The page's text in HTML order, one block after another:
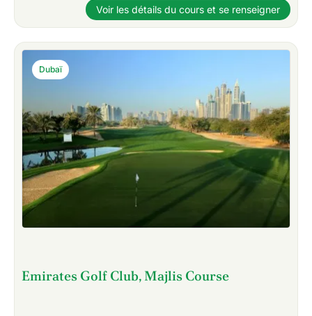
Voir les détails du cours et se renseigner
Emirates Golf Club, Majlis Course
Dubaï